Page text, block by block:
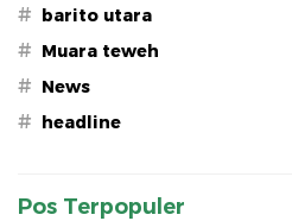
# barito utara
# Muara teweh
# News
# headline
Pos Terpopuler